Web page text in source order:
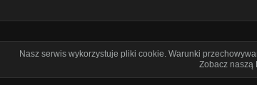
Nasz serwis wykorzystuje pliki cookie. Warunki
Zobacz naszą